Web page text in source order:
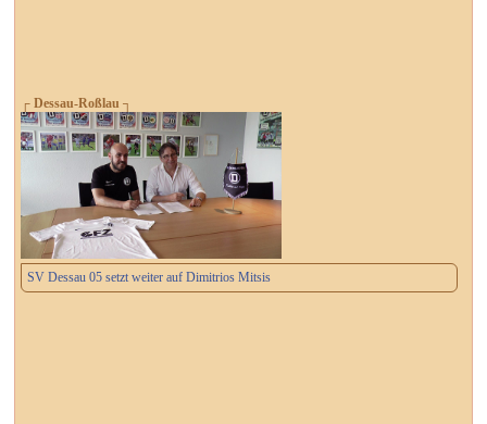
┌ Dessau-Roßlau ┐
SV Dessau 05 setzt weiter auf Dimitrios Mitsis